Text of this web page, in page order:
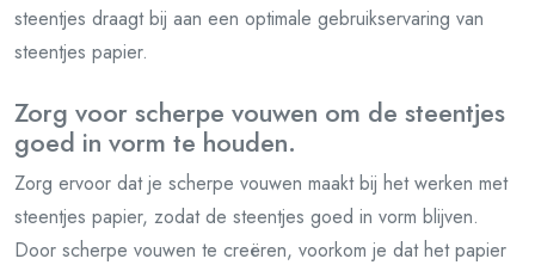
steentjes draagt bij aan een optimale gebruikservaring van
steentjes papier.
Zorg voor scherpe vouwen om de steentjes
goed in vorm te houden.
Zorg ervoor dat je scherpe vouwen maakt bij het werken met
steentjes papier, zodat de steentjes goed in vorm blijven.
Door scherpe vouwen te creëren, voorkom je dat het papier